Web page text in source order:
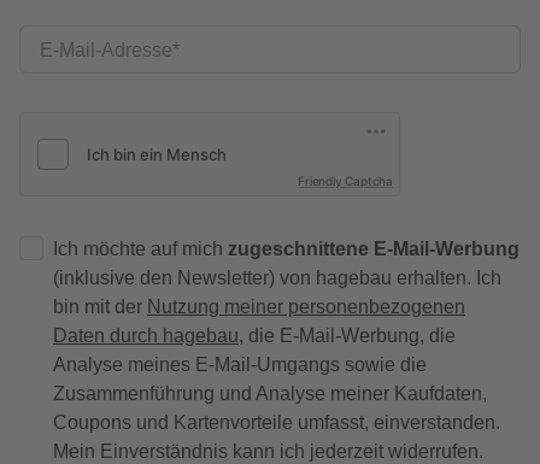
E-Mail-Adresse
Friendly Captcha
Ich möchte auf mich zugeschnittene E-Mail-Werbung
(inklusive den Newsletter) von hagebau erhalten. Ich
bin mit der Nutzung meiner personenbezogenen
Daten durch hagebau, die E-Mail-Werbung, die
Analyse meines E-Mail-Umgangs sowie die
Zusammenführung und Analyse meiner Kaufdaten,
Coupons und Kartenvorteile umfasst, einverstanden.
Mein Einverständnis kann ich jederzeit widerrufen.